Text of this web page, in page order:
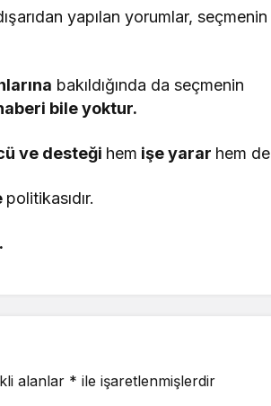
yapılan yorumlar, seçmenin
bakıldığında da seçmenin
bile yoktur.
ve desteği hem işe yarar hem de
politikasıdır.
alanlar * ile işaretlenmişlerdir